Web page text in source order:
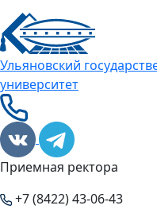
Ульяновский
университет
Приемная ректора
+7 (8422) 43-06-43